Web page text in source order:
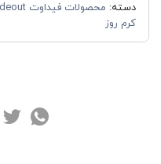
دسته: محصولات فیداوت Fadeout
کرم روز